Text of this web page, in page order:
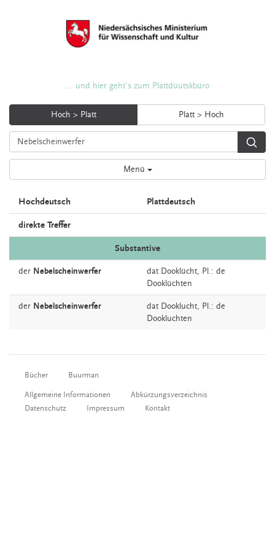
... und hier geht's zum Plattdüütskbüro
Hoch > Platt Platt > Hoch
Menü
Hochdeutsch Plattdeutsch
direkte Treffer
Substantive
der Nebelscheinwerfer dat Dooklücht, Pl.: de
Dooklüchten
der Nebelscheinwerfer dat Dooklucht, Pl.: de
Dookluchten
Bücher Buurman
Allgemeine Informationen
Abkürzungsverzeichnis
Datenschutz
Impressum Kontakt